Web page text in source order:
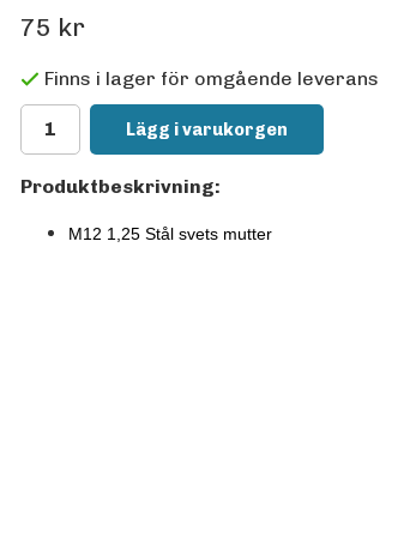
75 kr
Finns i lager för omgående leverans
Lägg i varukorgen
Produktbeskrivning:
M12 1,25 Stål svets mutter